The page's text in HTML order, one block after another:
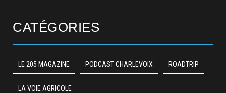
CATÉGORIES
LE 205 MAGAZINE PODCAST CHARLEVOIX ROADTRIP
LA VOIE AGRICOLE